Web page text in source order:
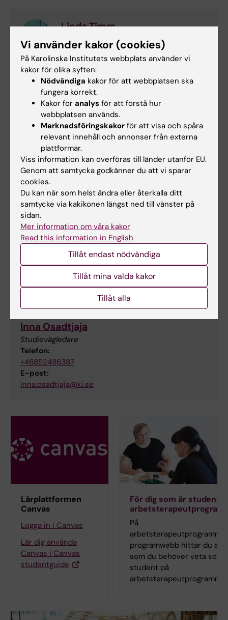
Linda Timm
Kursansvarig
E-post:
linda.timm@ki.se
Anna Johansson
Examinator
Telefon:
+46852483853
E-post:
anna.johansson.2@ki.se
Utbildningsadministratör
+46852483850
helene.von.strauss@ki.se
Inna Osadtjaja
Studievägledare
Telefon:
+46852486387
E-post:
inna.osadtjaja@ki.se
Lärplattformen
Canvas
Logga in i Canvas
Lär dig använda
Canvas i Canvas
studentguide
För dig som är student
På
programwebb hittar du allt
som du behöver veta som
student på
Vi använder kakor (cookies)
På Karolinska Institutets webbplats använder vi
kakor för olika syften:
Nödvändiga kakor för att webbplatsen ska
fungera korrekt.
Kakor för analys för att förstå hur
webbplatsen används.
Marknadsföringskakor för att visa och spåra
relevant innehåll och annonser från externa
plattformar.
Viss information kan överföras till länder utanför EU.
Genom att samtycka godkänner du att vi sparar
cookies.
Du kan när som helst ändra eller återkalla ditt
samtycke via kakikonen längst ned till vänster på
sidan.
Mer information om våra kakor
Read this information in English
Tillåt endast nödvändiga
Tillåt mina valda kakor
Tillåt alla